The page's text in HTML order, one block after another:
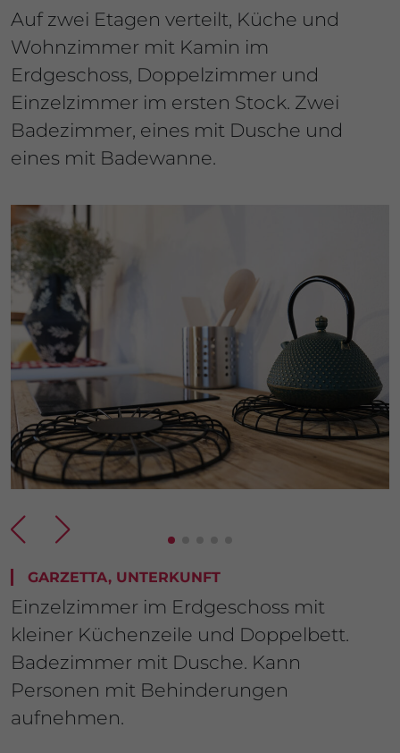
Auf zwei Etagen verteilt, Küche und
Wohnzimmer mit Kamin im
Erdgeschoss, Doppelzimmer und
Einzelzimmer im ersten Stock. Zwei
Badezimmer, eines mit Dusche und
eines mit Badewanne.
GARZETTA, UNTERKUNFT
Einzelzimmer im Erdgeschoss mit
kleiner Küchenzeile und Doppelbett.
Badezimmer mit Dusche. Kann
Personen mit Behinderungen
aufnehmen.